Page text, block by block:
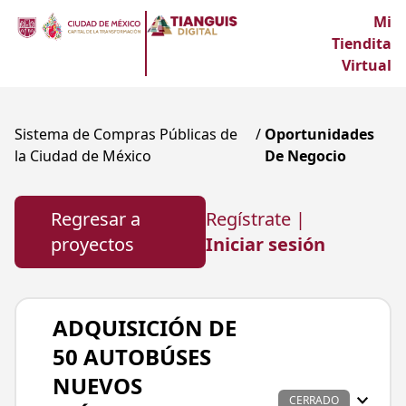
Mi
Tiendita
Virtual
Sistema de Compras Públicas de
la Ciudad de México
/ Oportunidades
De Negocio
Regresar a
proyectos
Regístrate |
Iniciar sesión
ADQUISICIÓN DE
50 AUTOBÚSES
NUEVOS
CERRADO